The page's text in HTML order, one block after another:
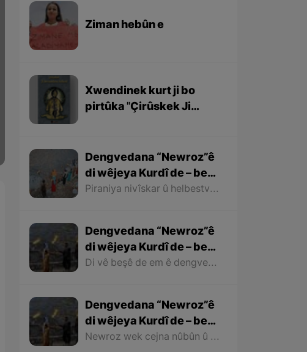
Ziman hebûn e
Xwendinek kurt ji bo
pirtûka ''Çirûskek Ji
Dengvedana “Newroz”ê
di wêjeya Kurdî de – beşa
dawî
Piraniya nivîskar û helbestvanên Kurd di helbest û deqên xwe de behsa Newrozê kirine ku ji ber nebûna derfetê em ê tenê îşareyê bi çend mînak ji helbestên wan bikin. Di dawiyê de ez dixwazim bibêjim ku helbestvanên wek “Muxlîs, Ewnî, Hejar, Zarî, Elî Heseniyanî, Jîla Huseynî, Mihemed Salih Dîlan, Esîrî, Nasir Axabira, Celal Melekşa, Şêrko Bêkes û Ebdulah Paşêw” û hwd, di çend helbestên xwe de behsa Newrozê kirine û bal kişandine ser Kurdistanîbûna Newrozê.
Dengvedana “Newroz”ê
di wêjeya Kurdî de – beşa
2yem
Di vê beşê de em ê dengvedana zêdetir a Newrozê di helbest û deqên Kurdî de rabixine ber çavan. Herwisa pêwîst e em îşare bi wê yekê jî bikin ku tevî wê ku em di vê gotarê de dengvedana “Newroz”ê di edebiyata Kurdî de dibînin, em ê hin nivîskar û helbestvanên xwe binêrin ku mixabin navê hin ji wan hatiye jibîrkirin.
Dengvedana “Newroz”ê
di wêjeya Kurdî de – beşa
1em
Newroz wek cejna nûbûn û azadiyê di wêjeya Kurdî de û li cem helbestvan û nivîskarên Kurd, hertim girîngiya xwe hebûye. Helbestvan û nivîskarên Kurd di helbest û nivîsên xwe de Newroz wek bedewiyek, dergeheke azadiyê û sembola rizgariya netewî bi kar anîne. Ev mijare jî vedigere bo girêdana înkarkirî ya Kurd û Kurdistanê bi Newrozê re.